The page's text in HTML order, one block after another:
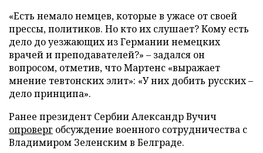
«Есть немало немцев, которые в ужасе от своей
прессы, политиков. Но кто их слушает? Кому есть
дело до уезжающих из Германии немецких
врачей и преподавателей?» – задался он
вопросом, отметив, что Мартенс «выражает
мнение тевтонских элит»: «У них добить русских –
дело принципа».
Ранее президент Сербии Александр Вучич
опроверг обсуждение военного сотрудничества с
Владимиром Зеленским в Белграде.